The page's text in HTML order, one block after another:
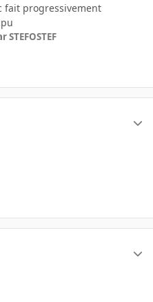
fait progressivement
STEFOSTEF